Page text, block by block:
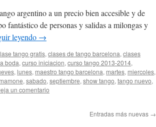
argentino a un precio bien accesible y de
fantástico de personas y salidas a milongas y
leyendo →
tango gratis, clases de tango barcelona, clases
boda, curso iniciacion, curso tango 2013-2014,
, lunes, maestro tango barcelona, martes, miercoles,
, sabado, septiembre, show tango, tango nuevo,
un comentario
Entradas más nuevas →